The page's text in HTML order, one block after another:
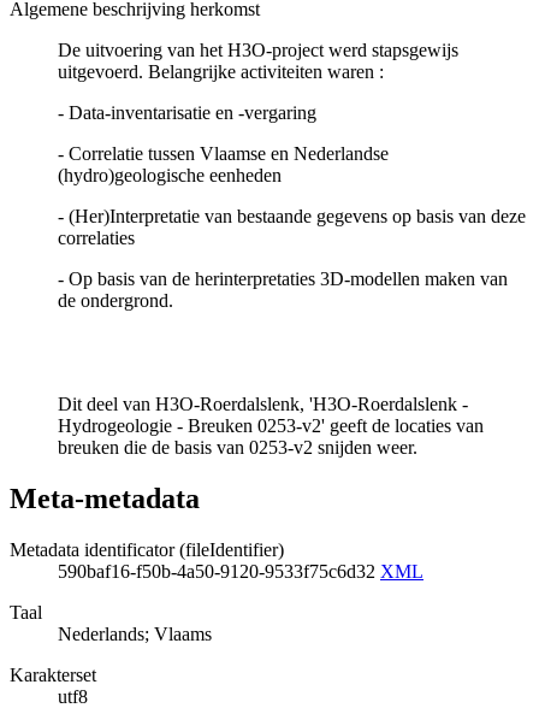
Algemene beschrijving herkomst
De uitvoering van het H3O-project werd stapsgewijs
uitgevoerd. Belangrijke activiteiten waren :
- Data-inventarisatie en -vergaring
- Correlatie tussen Vlaamse en Nederlandse
(hydro)geologische eenheden
- (Her)Interpretatie van bestaande gegevens op basis van deze
correlaties
- Op basis van de herinterpretaties 3D-modellen maken van
de ondergrond.
Dit deel van H3O-Roerdalslenk, 'H3O-Roerdalslenk -
Hydrogeologie - Breuken 0253-v2' geeft de locaties van
breuken die de basis van 0253-v2 snijden weer.
Meta-metadata
Metadata identificator (fileIdentifier)
590baf16-f50b-4a50-9120-9533f75c6d32 XML
Taal
Nederlands; Vlaams
Karakterset
utf8